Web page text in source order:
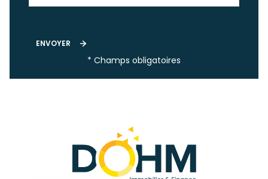
ENVOYER
* Champs obligatoires